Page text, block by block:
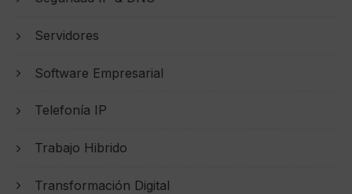
Servidores
Software Empresarial
Telefonía IP
Trabajo Hibrido
Transformación Digital